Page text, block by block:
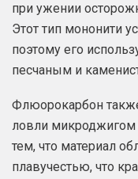
при ужении
Этот тип мононити
поэтому его
песчаным и
Флюорокарбон
ловли
тем, что материал
плавучестью, что